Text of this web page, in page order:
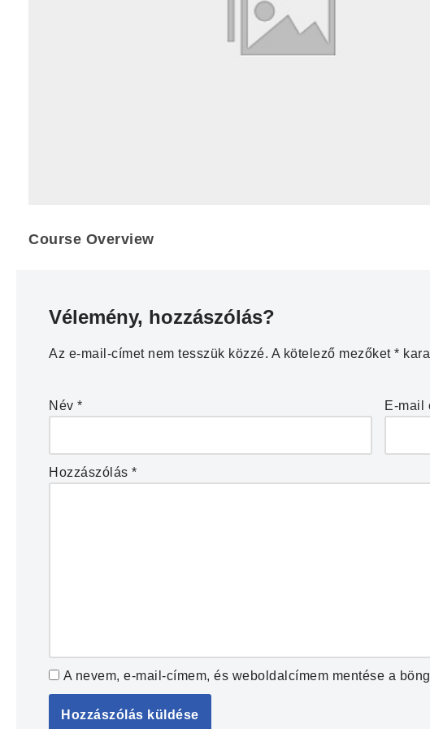
Course Overview
Vélemény, hozzászólás?
Az e-mail-címet nem tesszük közzé. A kötelező mezőket *
Név * E-mail
Hozzászólás *
A nevem, e-mail-címem, és weboldalcímem mentése a